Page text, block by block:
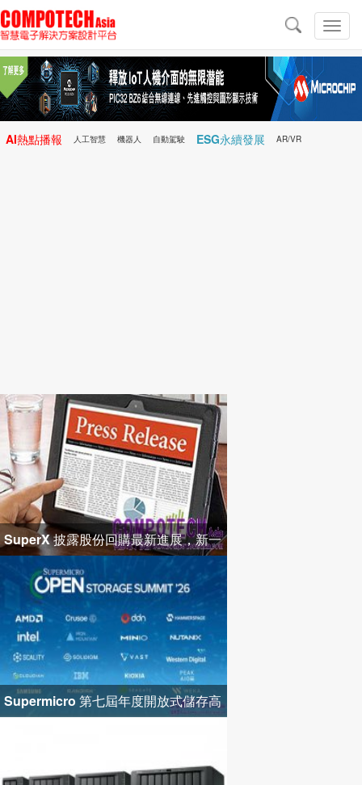
切
換
導
航
AI熱點播報 人工智慧 機器人 自動駕駛 ESG永續發展 AR/VR
SuperX 披露股份回購最新進展，新一
輪迴購落地堅定長期價值成長
Supermicro 第七屆年度開放式儲存高